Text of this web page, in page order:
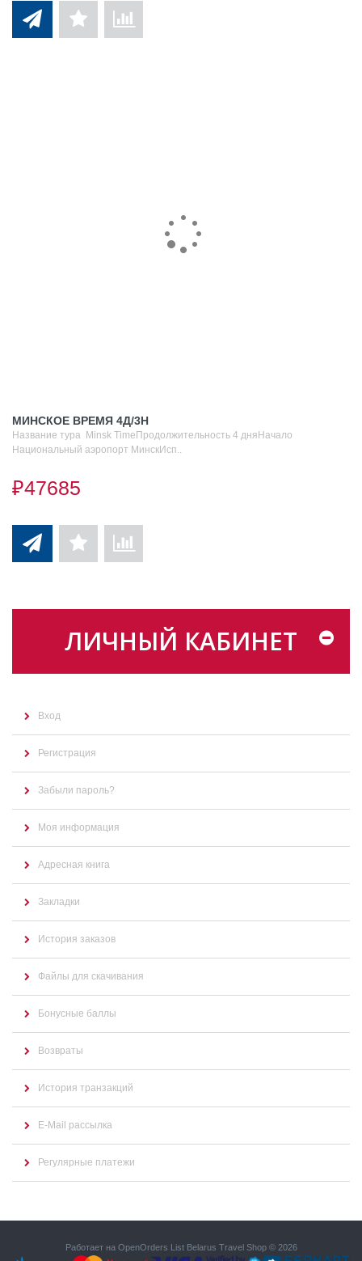
МИНСКОЕ ВРЕМЯ 4Д/3Н
Название тура Minsk TimeПродолжительность 4 дняНачало
Национальный аэропорт МинскИсп..
₽47685
ЛИЧНЫЙ КАБИНЕТ
Вход
Регистрация
Забыли пароль?
Моя информация
Адресная книга
Закладки
История заказов
Файлы для скачивания
Бонусные баллы
Возвраты
История транзакций
E-Mail рассылка
Регулярные платежи
Работает на OpenOrders ListBelarus Travel Shop © 2026